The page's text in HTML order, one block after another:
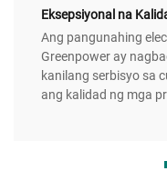
Eksepsiyonal na
Ang pangunahing
Greenpower ay
kanilang serbisyo sa
ang kalidad ng mga